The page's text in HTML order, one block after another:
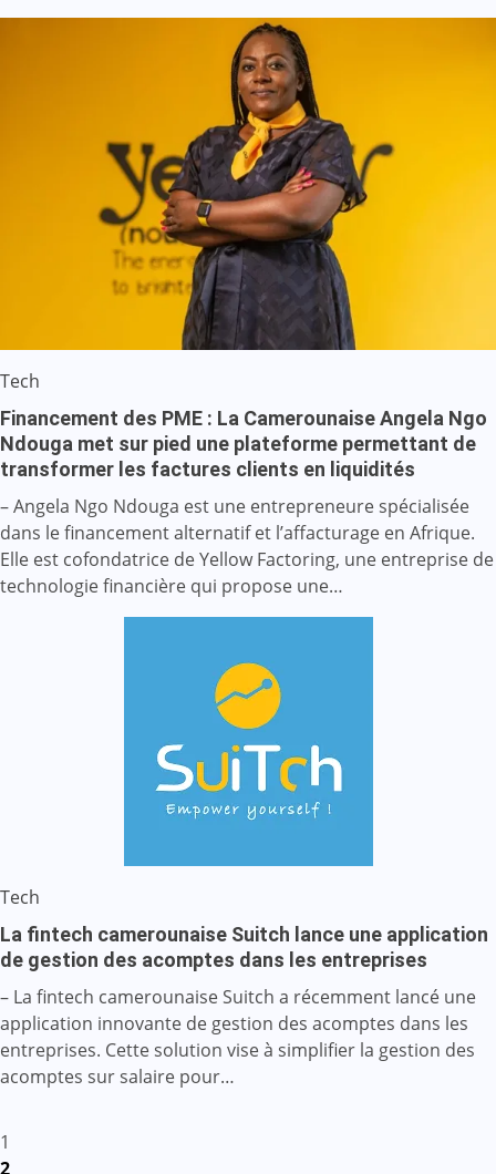
Tech
Financement des PME : La Camerounaise Angela Ngo
Ndouga met sur pied une plateforme permettant de
transformer les factures clients en liquidités
– Angela Ngo Ndouga est une entrepreneure spécialisée
dans le financement alternatif et l’affacturage en Afrique.
Elle est cofondatrice de Yellow Factoring, une entreprise de
technologie financière qui propose une…
Tech
La fintech camerounaise Suitch lance une application
de gestion des acomptes dans les entreprises
– La fintech camerounaise Suitch a récemment lancé une
application innovante de gestion des acomptes dans les
entreprises. Cette solution vise à simplifier la gestion des
acomptes sur salaire pour…
Pagination
1
2